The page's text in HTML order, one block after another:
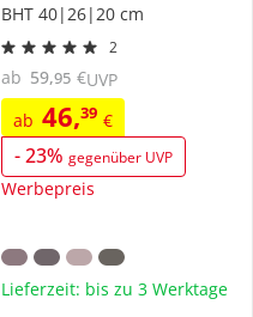
BHT 40|26|20 cm
2
ab 46,39 €
-23% gegenüber UVP
Werbepreis
ab 59,95 €UVP
Lieferzeit: bis zu 3 Werktage